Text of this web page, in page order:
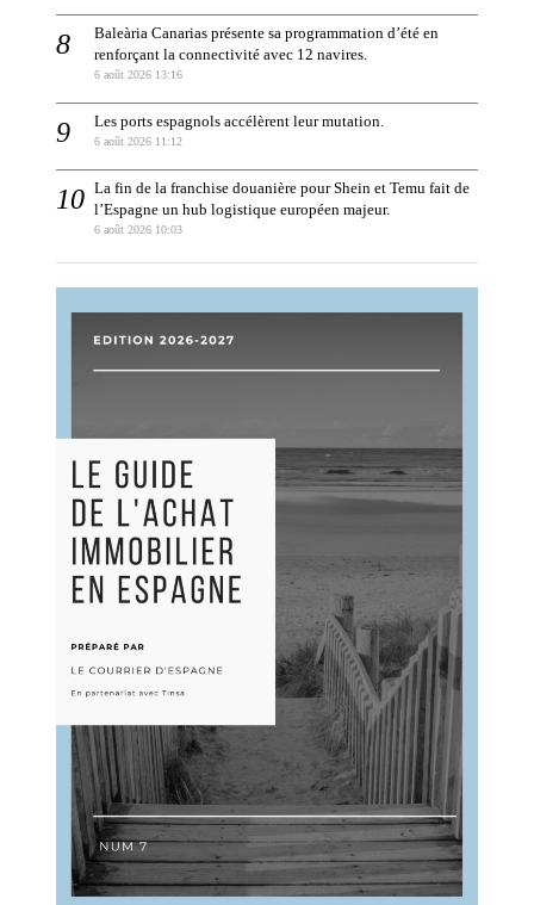
Baleària Canarias présente sa programmation d’été en
renforçant la connectivité avec 12 navires.
6 août 2026 13:16
Les ports espagnols accélèrent leur mutation.
6 août 2026 11:12
La fin de la franchise douanière pour Shein et Temu fait de
l’Espagne un hub logistique européen majeur.
6 août 2026 10:03